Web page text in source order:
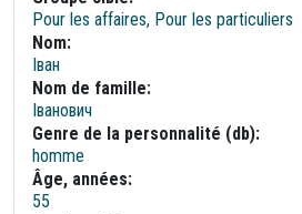
Pour les affaires, Pour les particuliers
Nom:
Іван
Nom de famille:
Іванович
Genre de la personnalité (db):
homme
Âge, années:
55